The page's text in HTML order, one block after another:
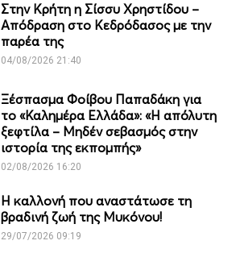
Στην Κρήτη η Σίσσυ Χρηστίδου –
Απόδραση στο Κεδρόδασος με την
παρέα της
04/08/2026 21:40
Ξέσπασμα Φοίβου Παπαδάκη για
το «Καλημέρα Ελλάδα»: «Η απόλυτη
ξεφτίλα – Μηδέν σεβασμός στην
ιστορία της εκπομπής»
02/08/2026 16:20
Η καλλονή που αναστάτωσε τη
βραδινή ζωή της Μυκόνου!
29/07/2026 09:19